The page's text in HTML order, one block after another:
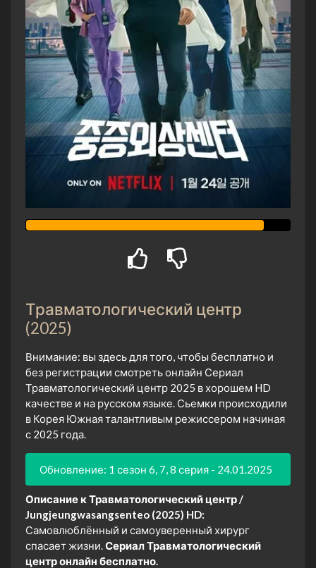
Травматологический центр
(2025)
Внимание: вы здесь для того, чтобы бесплатно и
без регистрации смотреть онлайн Сериал
Травматологический центр 2025 в хорошем HD
качестве и на русском языке. Сьемки происходили
в Корея Южная талантливым режиссером начиная
с 2025 года.
Обновление: 1 сезон 6, 7, 8 серия - 24.01.2025
Описание к Травматологический центр /
Jungjeungwasangsenteo (2025) HD:
Самовлюблённый и самоуверенный хирург
спасает жизни. Сериал Травматологический
центр онлайн бесплатно.